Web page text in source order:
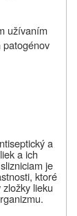
užívaním
patogénov
a
a ich
je
ktoré
lieku